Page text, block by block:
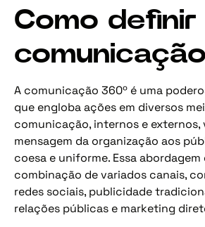
Como definir
A comunicação 360º é uma
que engloba ações em diversos
comunicação, internos e externos,
mensagem da organização aos
coesa e uniforme. Essa abordagem
combinação de variados canais,
redes sociais, publicidade
relações públicas e marketing